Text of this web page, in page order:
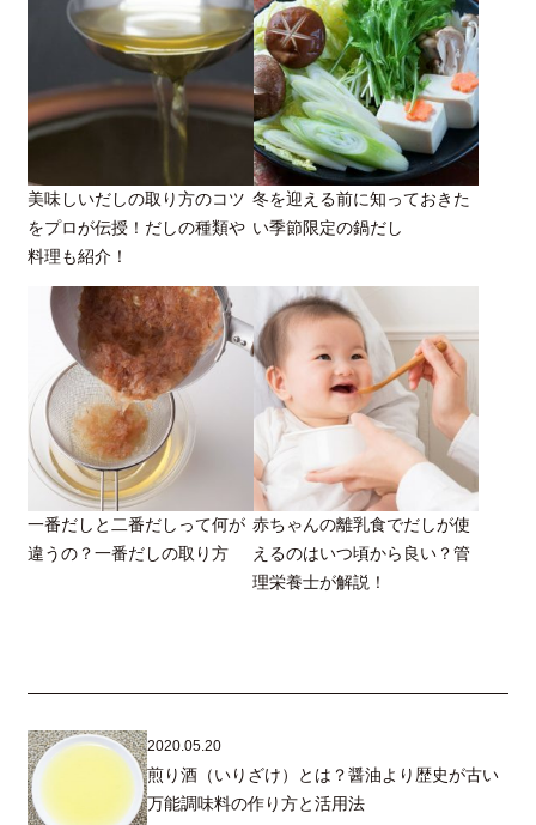
美味しいだしの取り方のコツ
をプロが伝授！だしの種類や
料理も紹介！
冬を迎える前に知っておきた
い季節限定の鍋だし
一番だしと二番だしって何が
違うの？一番だしの取り方
赤ちゃんの離乳食でだしが使
えるのはいつ頃から良い？管
理栄養士が解説！
2020.05.20
煎り酒（いりざけ）とは？醤油より歴史が古い
万能調味料の作り方と活用法